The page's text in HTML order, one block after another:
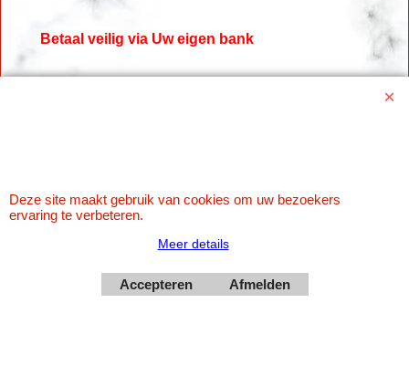
Betaal veilig via Uw eigen bank
software.
Deze site maakt gebruik van cookies om uw bezoekers
ervaring te verbeteren.
Meer details
Accepteren Afmelden